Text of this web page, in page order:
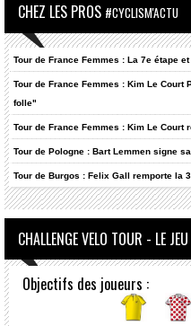
CHEZ LES PROS #CYCLISM'ACTU
Tour de France Femmes : La 7e étape
Tour de France Femmes : Kim Le
folle"
Tour de France Femmes : Kim Le Court
Tour de Pologne : Bart Lemmen signe
Tour de Burgos : Felix Gall remporte la
CHALLENGE VELO TOUR - LE JEU
Objectifs des joueurs :